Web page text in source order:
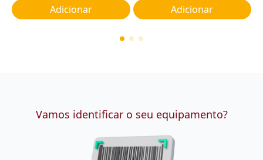
Adicionar Adicionar
Vamos identificar o seu equipamento?